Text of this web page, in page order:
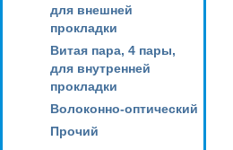
для внешней
прокладки
Витая пара, 4 пары,
для внутренней
прокладки
Волоконно-оптический
Прочий